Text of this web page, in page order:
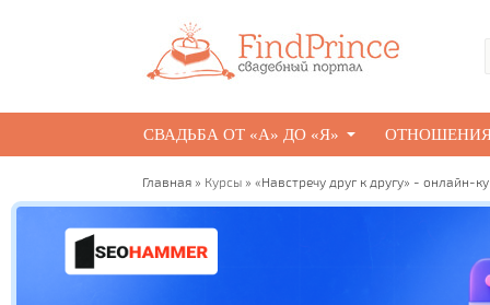
СВАДЬБА ОТ «А» ДО «Я»
Главная » Курсы » «Навстречу друг к другу» - онлайн-